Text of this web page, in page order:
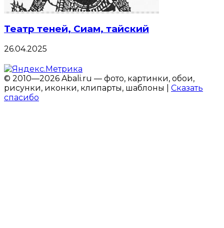
Театр теней, Сиам, тайский
26.04.2025
© 2010—2026 Abali.ru — фото, картинки, обои,
рисунки, иконки, клипарты, шаблоны | Сказать
спасибо